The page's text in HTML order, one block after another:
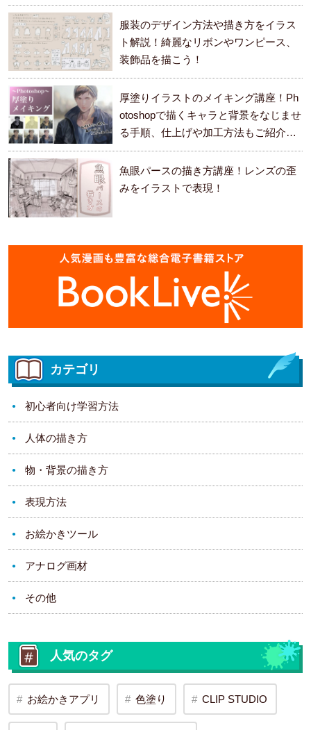
服装のデザイン方法や描き方をイラス
ト解説！綺麗なリボンやワンピース、
装飾品を描こう！
厚塗りイラストのメイキング講座！Ph
otoshopで描くキャラと背景をなじませ
る手順、仕上げや加工方法もご紹介し
ます。
魚眼パースの描き方講座！レンズの歪
みをイラストで表現！
カテゴリ
初心者向け学習方法
人体の描き方
物・背景の描き方
表現方法
お絵かきツール
アナログ画材
その他
人気のタグ
お絵かきアプリ 色塗り CLIP STUDIO